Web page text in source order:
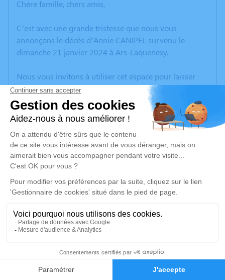
Faire-part Hommages
Chère famille, chers amis,
C’est avec une grande tristesse que nous vous
annonçons le décès d’Annie CANIPEL survenu le
dimanche 21 janvier 2024 à Ars-Laquenexy.
Nous vous invitons à utiliser cet espace pour laisser
vos condoléances, partager des photos souvenirs, une
anecdote ou exprimer vos pensées à travers des
poèmes ou des textes. Cet endroit est un lieu
d'expression dédié à honorer la mémoire d’Annie
CANIPEL.
Un service de plantation d’arbre hommage est
disponible ici
Cérémonie civile
Centre Funéraire de Thionville
7, Rue du Souvenir Français